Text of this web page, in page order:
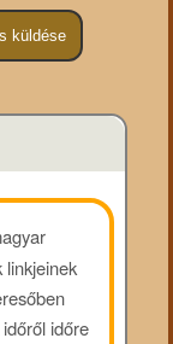
linkjeinek
időre